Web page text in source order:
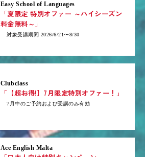
Easy School of Languages
「夏限定 特別オファー ～ハイシーズン
料金無料～」
対象受講期間 2026/6/21〜8/30
Clubclass
「【超お得!】7月限定特別オファー！」
7月中のご予約および受講のみ有効
Ace English Malta